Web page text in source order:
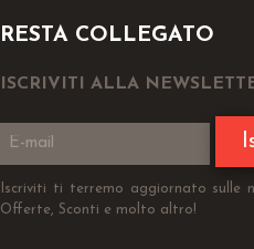
RESTA COLLEGATO
ISCRIVITI ALLA
Iscriviti ti terremo aggiornato sulle
Offerte, Sconti e molto altro!